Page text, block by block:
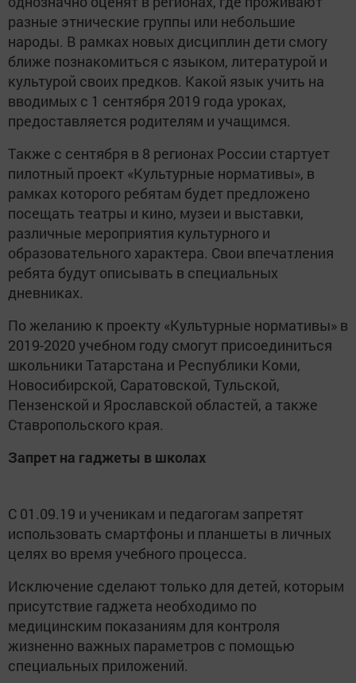
разные этнические группы или небольшие
народы. В рамках новых дисциплин дети смогу
ближе познакомиться с языком, литературой и
культурой своих предков. Какой язык учить на
вводимых с 1 сентября 2019 года уроках,
предоставляется родителям и учащимся.
Также с сентября в 8 регионах России стартует
пилотный проект «Культурные нормативы», в
рамках которого ребятам будет предложено
посещать театры и кино, музеи и выставки,
различные мероприятия культурного и
образовательного характера. Свои впечатления
ребята будут описывать в специальных
дневниках.
По желанию к проекту «Культурные нормативы» в
2019-2020 учебном году смогут присоединиться
школьники Татарстана и Республики Коми,
Новосибирской, Саратовской, Тульской,
Пензенской и Ярославской областей, а также
Ставропольского края.
Запрет на гаджеты в школах
С 01.09.19 и ученикам и педагогам запретят
использовать смартфоны и планшеты в личных
целях во время учебного процесса.
Исключение сделают только для детей, которым
присутствие гаджета необходимо по
медицинским показаниям для контроля
жизненно важных параметров с помощью
специальных приложений.